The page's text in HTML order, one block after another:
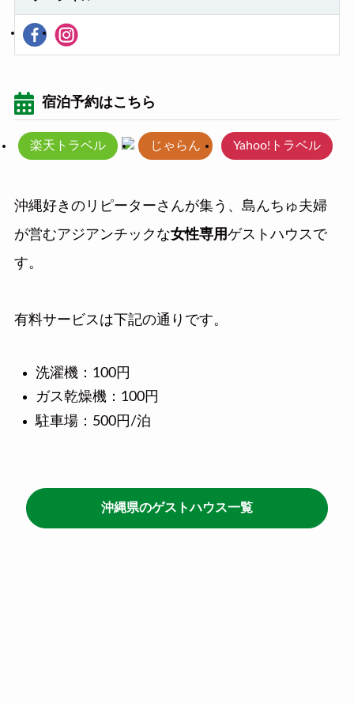
宿泊予約はこちら
楽天トラベル じゃらん Yahoo!トラベル
沖縄好きのリピーターさんが集う、島んちゅ夫婦
が営むアジアンチックな女性専用ゲストハウスで
す。
有料サービスは下記の通りです。
洗濯機：100円
ガス乾燥機：100円
駐車場：500円/泊
沖縄県のゲストハウス一覧